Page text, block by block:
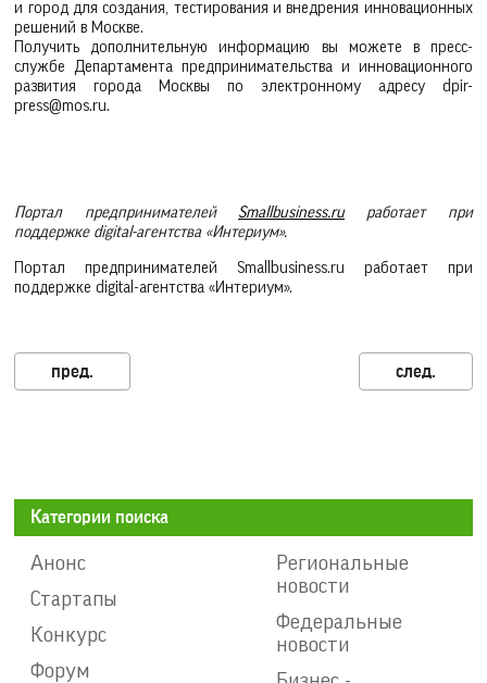
и город для создания, тестирования и внедрения инновационных
решений в Москве.
Получить дополнительную информацию вы можете в пресс-
службе Департамента предпринимательства и инновационного
развития города Москвы по электронному адресу dpir-
press@mos.ru.
Портал предпринимателей Smallbusiness.ruработает при
поддержке digital-агентства «Интериум».
Портал предпринимателей Smallbusiness.ru работает при
поддержке digital-агентства «Интериум».
Категории поиска
Анонс
Стартапы
Конкурс
Форум
Региональные
новости
Федеральные
новости